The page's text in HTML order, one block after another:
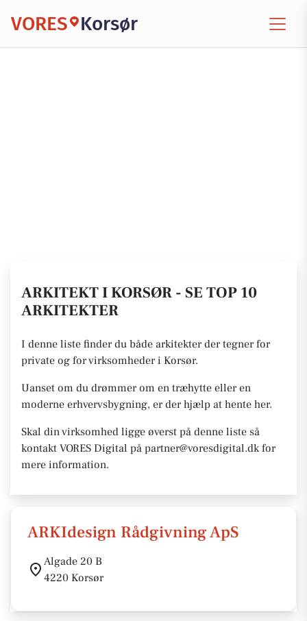
VORES Korsør
ARKITEKT I KORSØR - SE TOP 10
ARKITEKTER
I denne liste finder du både arkitekter der tegner for
private og for virksomheder i Korsør.
Uanset om du drømmer om en træhytte eller en
moderne erhvervsbygning, er der hjælp at hente her.
Skal din virksomhed ligge øverst på denne liste så
kontakt VORES Digital på partner@voresdigital.dk for
mere information.
ARKIdesign Rådgivning ApS
Algade 20 B
4220 Korsør